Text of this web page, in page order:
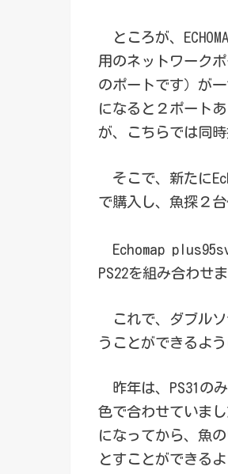
ところが、
用のネットワーク
のポートです）が
になると２ポート
が、こちらでは同時
そこで、新たに
で購入し、魚探２
Echomap
PS22を組み合わせま
これで、ダブルソ
うことができるよう
昨年は、PS31の
色で合わせていま
になってから、魚
とすことができる